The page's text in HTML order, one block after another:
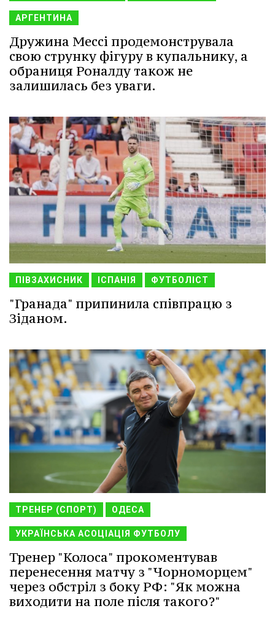
АРГЕНТИНА
Дружина Мессі продемонструвала
свою струнку фігуру в купальнику, а
обраниця Роналду також не
залишилась без уваги.
ПІВЗАХИСНИК ІСПАНІЯ ФУТБОЛІСТ
"Гранада" припинила співпрацю з
Зіданом.
ТРЕНЕР (СПОРТ) ОДЕСА
УКРАЇНСЬКА АСОЦІАЦІЯ ФУТБОЛУ
Тренер "Колоса" прокоментував
перенесення матчу з "Чорноморцем"
через обстріл з боку РФ: "Як можна
виходити на поле після такого?"